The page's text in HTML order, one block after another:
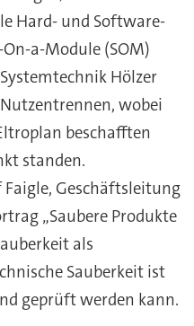
Hard- und Software-
a-Module (SOM)
Hölzer
wobei
beschafften
standen.
Geschäftsleitung
„Saubere Produkte
als
Sauberkeit ist
geprüft werden kann.